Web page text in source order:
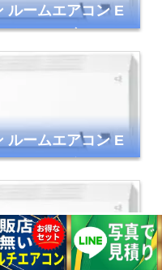
ルームエアコン E
ト 2025年モデル
ストリーマ
ルームエアコン E
ト 2025年モデル
ストリーマ